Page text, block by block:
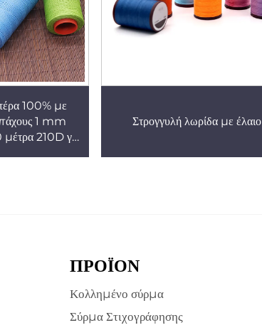
100% με
1 mm
210D για
Στρογγυλή λωρίδα με έλαιο
ΠΡΟΪΌΝ
Κολλημένο σύρμα
Σύρμα Στιχογράφησης